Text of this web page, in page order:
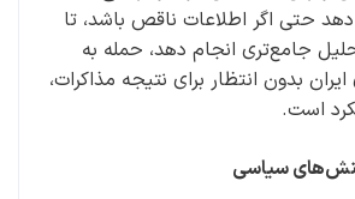
حتی اگر اطلاعات ناقص باشد، تا
جامع‌تری انجام دهد، حمله به
بدون انتظار برای نتیجه مذاکرات،
است.
سیاسی